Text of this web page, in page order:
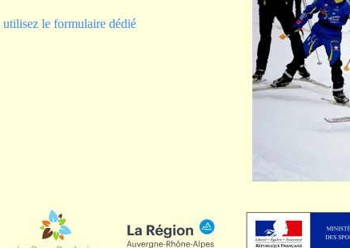
utilisez le formulaire dédié